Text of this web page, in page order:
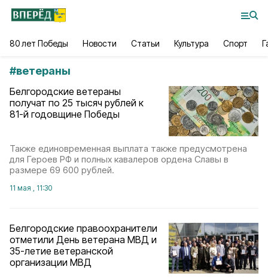
80 лет Победы Новости Статьи Культура Спорт
#ветераны
Белгородские ветераны
получат по 25 тысяч рублей к
81-й годовщине Победы
Также единовременная выплата также предусмотрена
для Героев РФ и полных кавалеров ордена Славы в
размере 69 600 рублей.
11 мая , 11:30
Белгородские правоохранители
отметили День ветерана МВД и
35-летие ветеранской
организации МВД